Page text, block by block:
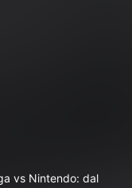
vs Nintendo: dal